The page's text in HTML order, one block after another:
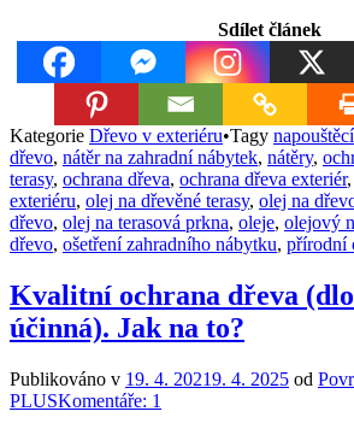
Sdílet článek
Kategorie Dřevo v exteriéru•Tagy
dřevo, nátěr na zahradní nábytek, nátěry,
terasy, ochrana dřeva, ochrana dřeva exteriér,
exteriéru, olej na dřevěné terasy, olej na
dřevo, olej na terasová prkna, oleje, olejový
dřevo, ošetření zahradního nábytku, přírodní
Kvalitní ochrana dřeva
účinná). Jak na to?
Publikováno v 19. 4. 20219. 4. 2025 od
PLUSKomentáře: 1